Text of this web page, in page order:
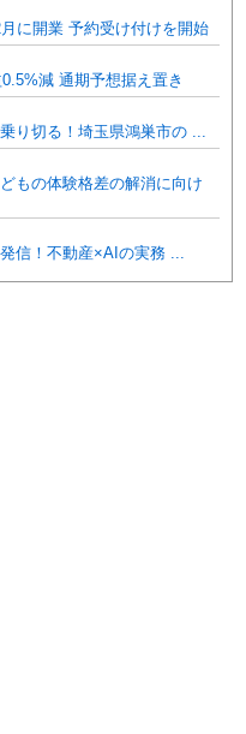
に開業 予約受け付けを開始
減 通期予想据え置き
り切る！埼玉県鴻巣市の ...
もの体験格差の解消に向け
信！不動産×AIの実務 ...